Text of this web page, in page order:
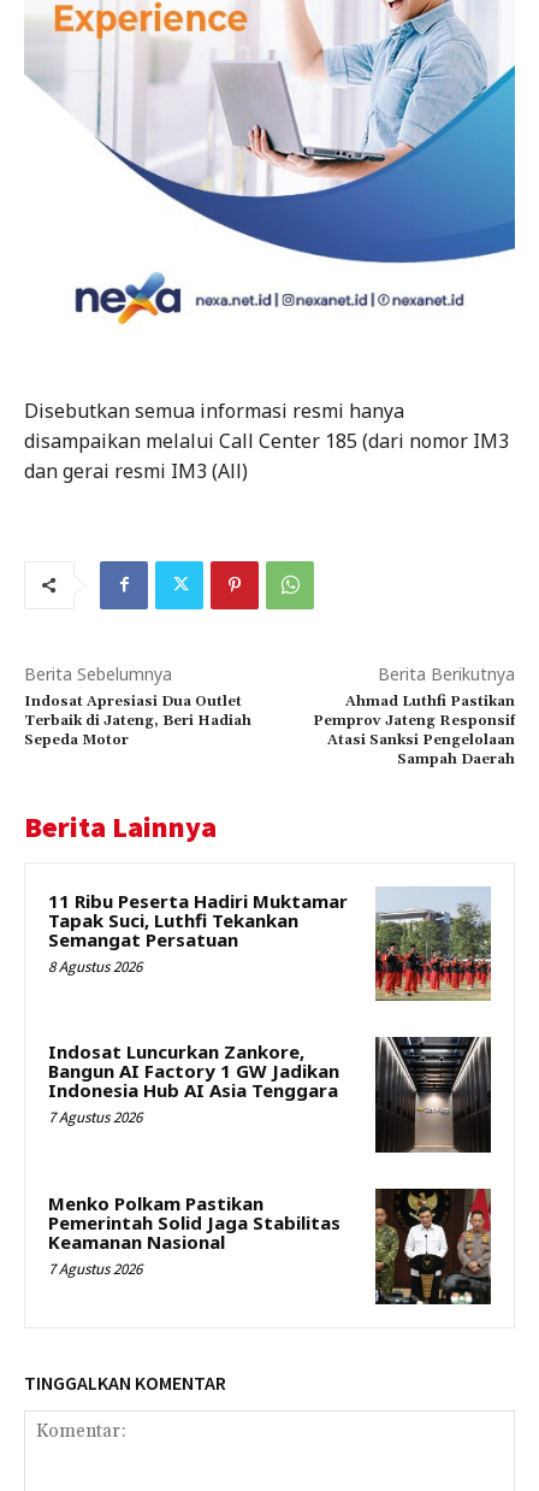
Disebutkan semua informasi resmi hanya
disampaikan melalui Call Center 185 (dari nomor IM3
dan gerai resmi IM3 (All)
Berita Sebelumnya
Indosat Apresiasi Dua Outlet
Terbaik di Jateng, Beri Hadiah
Sepeda Motor
Berita Berikutnya
Ahmad Luthfi Pastikan
Pemprov Jateng Responsif
Atasi Sanksi Pengelolaan
Sampah Daerah
Berita Lainnya
11 Ribu Peserta Hadiri Muktamar
Tapak Suci, Luthfi Tekankan
Semangat Persatuan
8 Agustus 2026
Indosat Luncurkan Zankore,
Bangun AI Factory 1 GW Jadikan
Indonesia Hub AI Asia Tenggara
7 Agustus 2026
Menko Polkam Pastikan
Pemerintah Solid Jaga Stabilitas
Keamanan Nasional
7 Agustus 2026
TINGGALKAN KOMENTAR